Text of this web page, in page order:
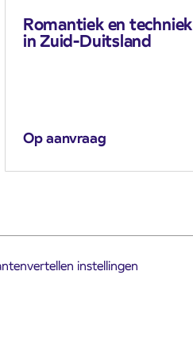
Romantiek en techniek
in Zuid-Duitsland
Op aanvraag
instellingen